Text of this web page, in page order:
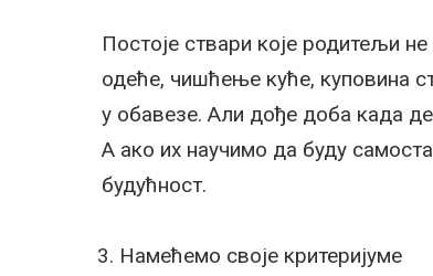
Постоје ствари које родитељи
одеће, чишћење куће, куповина
у обавезе. Али дође доба када
А ако их научимо да буду
будућност.
Намећемо своје критеријуме